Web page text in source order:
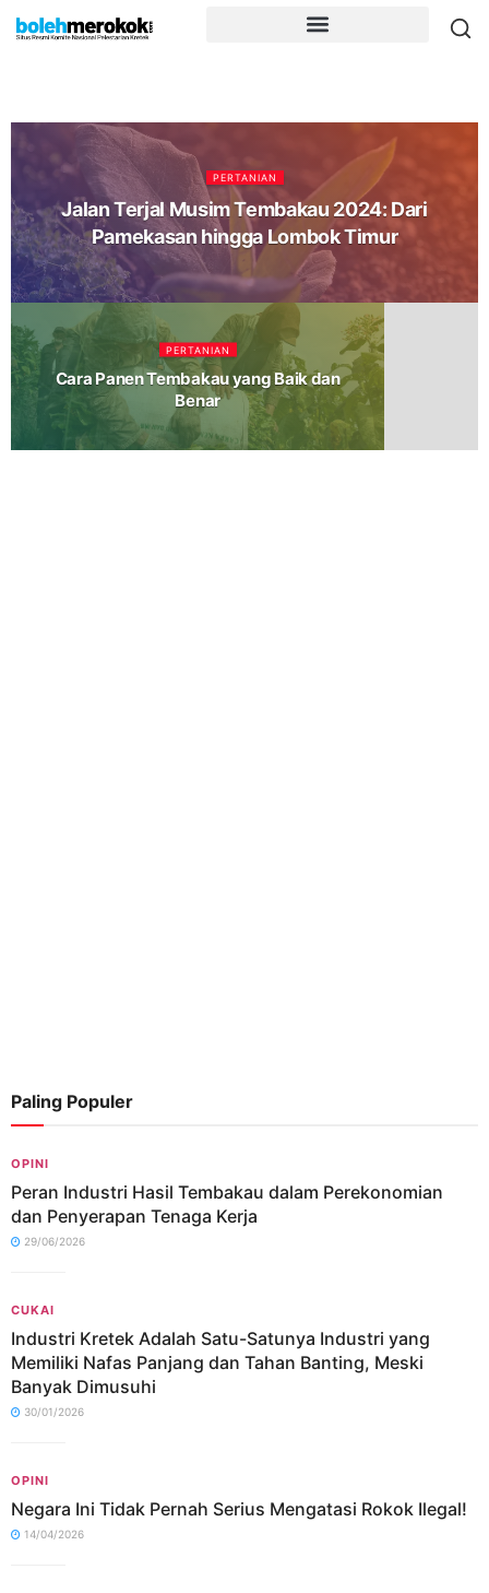
PERTANIAN
Jalan Terjal Musim Tembakau 2024: Dari
Pamekasan hingga Lombok Timur
PERTANIAN
Cara Panen Tembakau yang Baik dan
Benar
Paling Populer
OPINI
Peran Industri Hasil Tembakau dalam Perekonomian
dan Penyerapan Tenaga Kerja
29/06/2026
CUKAI
Industri Kretek Adalah Satu-Satunya Industri yang
Memiliki Nafas Panjang dan Tahan Banting, Meski
Banyak Dimusuhi
30/01/2026
OPINI
Negara Ini Tidak Pernah Serius Mengatasi Rokok Ilegal!
14/04/2026